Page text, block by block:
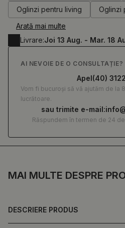
MAI MULTE DESPRE
DESCRIERE PRODUS
Oglinzi pentru living
Oglinzi
Arată mai multe
Livrare:Joi 13 Aug. - Mar. 18
AI NEVOIE DE O CONSULTAȚIE?
Apel(40)
Vom fi bucuroși să vă ajutăm de la
lucrătoare.
sau trimite e-mail:
Răspundem în termen de 24